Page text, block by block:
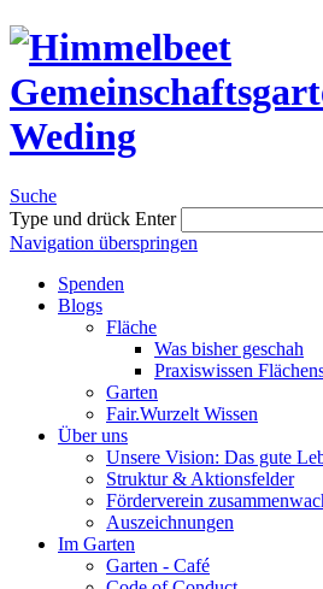
Suche
Type und drück Enter
Navigation überspringen
Spenden
Blogs
Fläche
Was bisher geschah
Praxiswissen
Garten
Fair.Wurzelt Wissen
Über uns
Unsere Vision: Das gute
Struktur & Aktionsfelder
Förderverein
Auszeichnungen
Im Garten
Garten - Café